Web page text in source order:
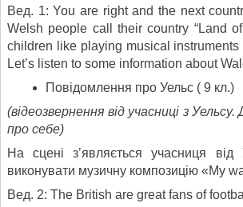
Вед. 1: You are right and the next
Welsh people call their country “Land
children like playing musical
Let’s listen to some information about
Повідомлення про Уельс ( 9 кл.)
(відеозвернення від учасниці з Уельсу.
про себе)
На сцені з’являється учасниця від
виконувати музичну композицію «My
Вед. 2: The British are great fans of